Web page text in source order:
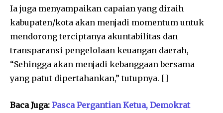
Ia juga menyampaikan capaian yang diraih
kabupaten/kota akan menjadi momentum untuk
mendorong terciptanya akuntabilitas dan
transparansi pengelolaan keuangan daerah,
“Sehingga akan menjadi kebanggaan bersama
yang patut dipertahankan,” tutupnya. []
Baca Juga: Pasca Pergantian Ketua, Demokrat